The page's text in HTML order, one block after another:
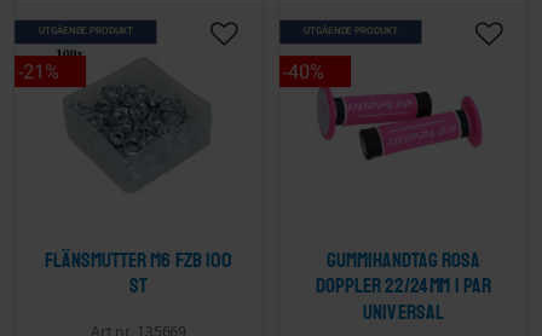
Flänsmutter M6 FZB 100
st
21 %
UTGÅENDE PRODUKT
Lägg till i önskelista
Gummihandtag Rosa
Doppler 22/24mm 1 par
Universal
40%
UTGÅENDE PRODUKT
Lägg